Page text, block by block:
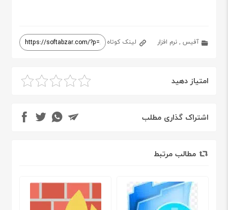
آفیس ,نرم افزار لینک کوتاه
امتیاز دهید
اشتراک گذاری مطلب
مطالب مرتبط